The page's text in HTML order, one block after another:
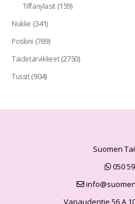
Tiffanylasit(159)
Nukke (341)
Posliini (769)
Taidetarvikkeet(2750)
Tussit(904)
Suomen
050
Vapaudentie 56 A